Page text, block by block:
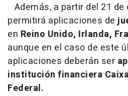
Además, a partir del 21
permitirá aplicaciones de
en Reino Unido, Irlanda,
aunque en el caso de este
aplicaciones deberán ser
institución financiera
Federal.